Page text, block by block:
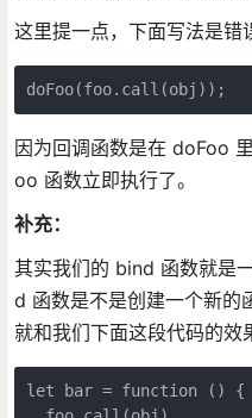
这里提一点，下面写法是错
因为回调函数是在 doFoo
oo 函数立即执行了。
补充：
其实我们的 bind 函数就是
d 函数是不是创建一个新的
就和我们下面这段代码的效
let bar = function () {